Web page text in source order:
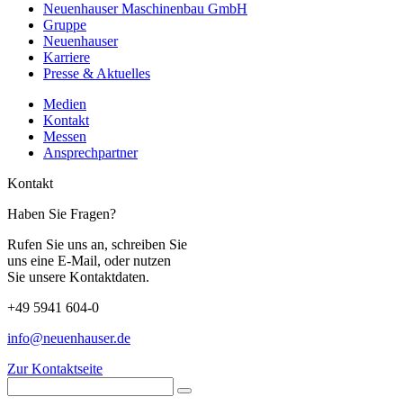
Neuenhauser Maschinenbau GmbH
Gruppe
Neuenhauser
Karriere
Presse & Aktuelles
Medien
Kontakt
Messen
Ansprechpartner
Kontakt
Haben Sie Fragen?
Rufen Sie uns an, schreiben Sie
uns eine E-Mail, oder nutzen
Sie unsere Kontaktdaten.
+49 5941 604-0
info@neuenhauser.de
Zur Kontaktseite